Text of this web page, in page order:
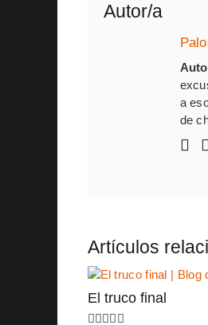
Autor/a
a
de
Artículos
El truco final